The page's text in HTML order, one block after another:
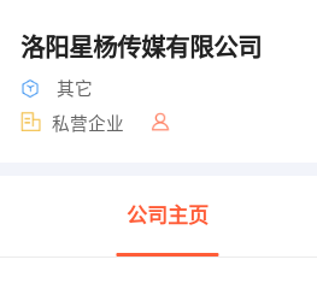
洛阳星杨传媒有限公司
其它
私营企业
公司主页